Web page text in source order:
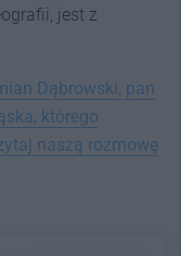
jest z
Dąbrowski, pan
którego
naszą rozmowę